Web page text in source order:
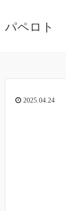
パペロト
2025.04.24